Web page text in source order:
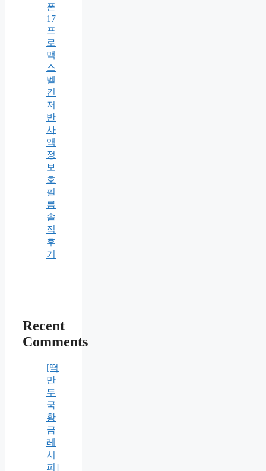
폰
17
프
로
맥
스
벨
킨
저
반
사
액
정
보
호
필
름
솔
직
후
기
Recent
Comments
[떡
만
두
국
황
금
레
시
피]